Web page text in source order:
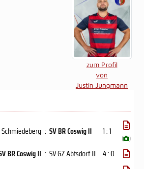
zum Profil
von
Justin Jungmann
Schmiedeberg : SV BR Coswig II 1 : 1
( )
BR Coswig II : SV GZ Abtsdorf II 4 : 0